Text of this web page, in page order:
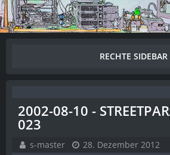
2002-08-10 -
023
s-master 28. Dezember 2012